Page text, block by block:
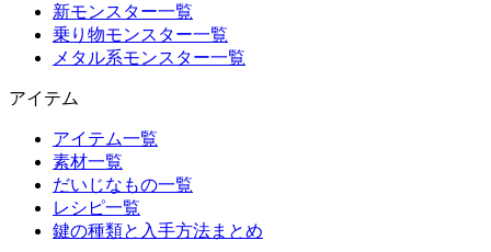
新モンスター一覧
乗り物モンスター一覧
メタル系モンスター一覧
アイテム
アイテム一覧
素材一覧
だいじなもの一覧
レシピ一覧
鍵の種類と入手方法まとめ